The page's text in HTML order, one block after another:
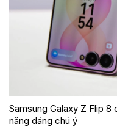
Samsung Galaxy Z Flip 8
năng đáng chú ý